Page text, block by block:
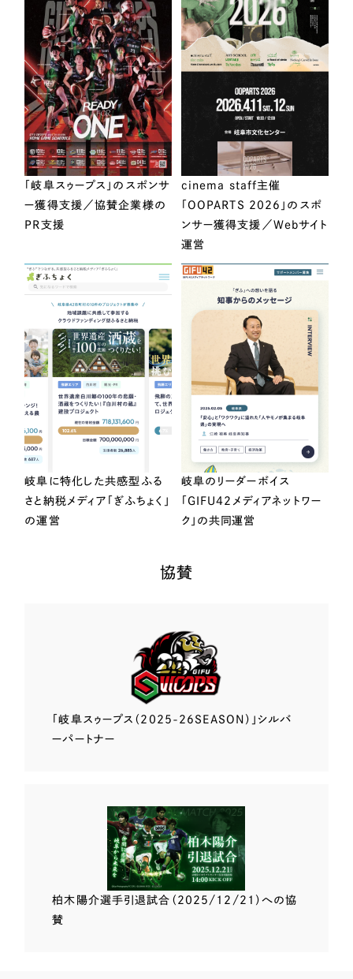
「岐阜スゥープス」のスポンサ
ー獲得支援／協賛企業様の
PR支援
cinema staff主催
「OOPARTS 2026」のスポ
ンサー獲得支援／Webサイト
運営
岐阜に特化した共感型ふる
さと納税メディア「ぎふちょく」
の運営
岐阜のリーダーボイス
「GIFU42メディアネットワー
ク」の共同運営
協賛
「岐阜スゥープス （2025-26SEASON）」 シルバ
ーパートナー
柏木陽介選手引退試合（2025/12/21）への協
賛